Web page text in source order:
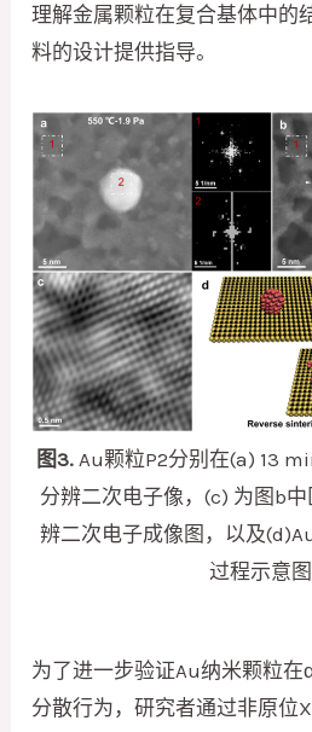
理解金属颗粒在复合基体中的
料的设计提供指导。
图3. Au颗粒P2分别在(a) 13
分辨二次电子像，(c) 为图b
辨二次电子成像图，以及
过程示意图
为了进一步验证Au纳米颗粒
分散行为，研究者通过非原位